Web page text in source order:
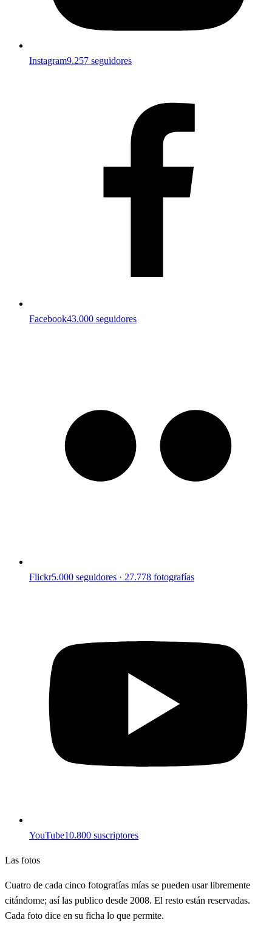
Instagram9.257 seguidores
Facebook43.000 seguidores
Flickr5.000 seguidores · 27.778 fotografías
YouTube10.800 suscriptores
Las fotos
Cuatro de cada cinco fotografías mías se pueden usar libremente
citándome; así las publico desde 2008. El resto están reservadas.
Cada foto dice en su ficha lo que permite.